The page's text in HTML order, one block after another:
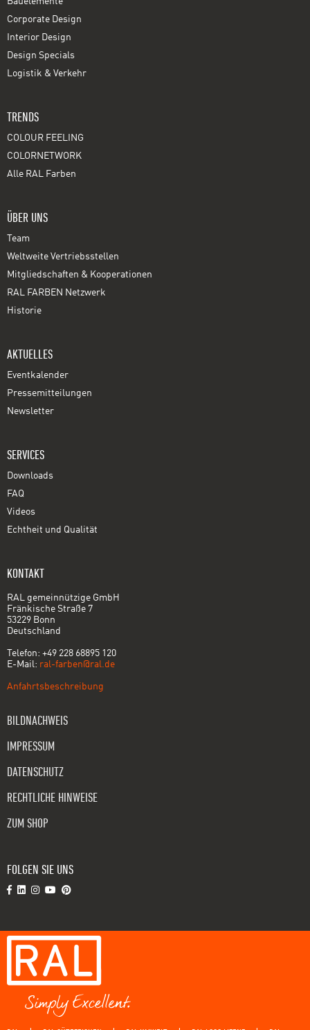
Corporate Design
Interior Design
Design Specials
Logistik & Verkehr
TRENDS
COLOUR FEELING
COLORNETWORK
Alle RAL Farben
ÜBER UNS
Team
Weltweite Vertriebsstellen
Mitgliedschaften & Kooperationen
RAL FARBEN Netzwerk
Historie
AKTUELLES
Eventkalender
Pressemitteilungen
Newsletter
SERVICES
Downloads
FAQ
Videos
Echtheit und Qualität
KONTAKT
RAL gemeinnützige GmbH
Fränkische Straße 7
53229 Bonn
Deutschland
Telefon: +49 228 68895 120
E-Mail: ral-farben@ral.de
Anfahrtsbeschreibung
BILDNACHWEIS
IMPRESSUM
DATENSCHUTZ
RECHTLICHE HINWEISE
ZUM SHOP
FOLGEN SIE UNS